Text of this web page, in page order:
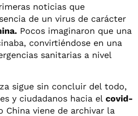
noticias que
de un virus de carácter
Pocos imaginaron que una
convirtiéndose en una
sanitarias a nivel
sigue sin concluir del todo,
y ciudadanos hacia el covid-
China viene de archivar la